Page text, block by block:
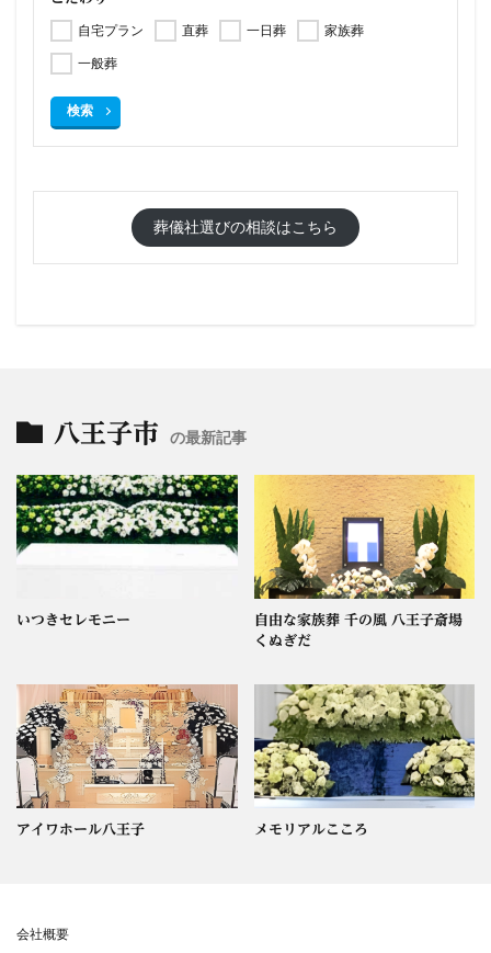
自宅プラン 直葬 一日葬
家族葬
一般葬
検索
葬儀社選びの相談はこちら
八王子市 の最新記事
いつきセレモニー
自由な家族葬 千の風 八王子斎場
くぬぎだ
アイワホール八王子 メモリアルこころ
会社概要